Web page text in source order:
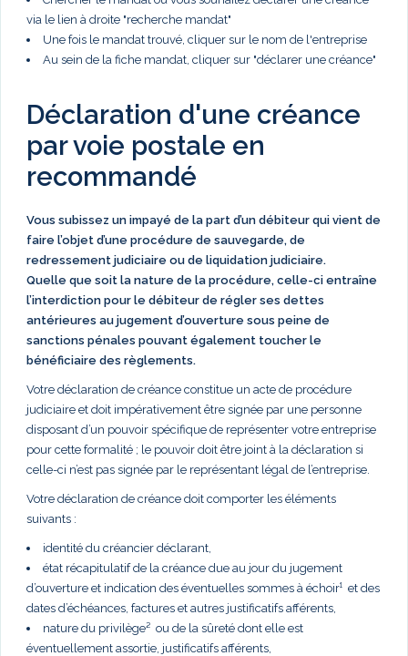
via le lien à droite "recherche mandat"
Une fois le mandat trouvé, cliquer sur le nom de l'entreprise
Au sein de la fiche mandat, cliquer sur "déclarer une créance"
Déclaration d'une créance
par voie postale en
recommandé
Vous subissez un impayé de la part d’un débiteur qui vient de
faire l’objet d’une procédure de sauvegarde, de
redressement judiciaire ou de liquidation judiciaire.
Quelle que soit la nature de la procédure, celle-ci entraîne
l’interdiction pour le débiteur de régler ses dettes
antérieures au jugement d’ouverture sous peine de
sanctions pénales pouvant également toucher le
bénéficiaire des règlements.
Votre déclaration de créance constitue un acte de procédure
judiciaire et doit impérativement être signée par une personne
disposant d’un pouvoir spécifique de représenter votre entreprise
pour cette formalité ; le pouvoir doit être joint à la déclaration si
celle-ci n’est pas signée par le représentant légal de l’entreprise.
Votre déclaration de créance doit comporter les éléments
suivants :
identité du créancier déclarant,
état récapitulatif de la créance due au jour du jugement
d’ouverture et indication des éventuelles sommes à échoir¹ et des
dates d’échéances, factures et autres justificatifs afférents,
nature du privilège² ou de la sûreté dont elle est
éventuellement assortie, justificatifs afférents,